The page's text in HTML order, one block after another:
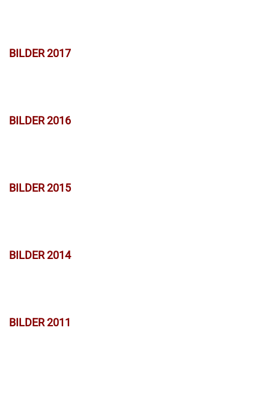
BILDER 2017
BILDER 2016
BILDER 2015
BILDER 2014
BILDER 2011